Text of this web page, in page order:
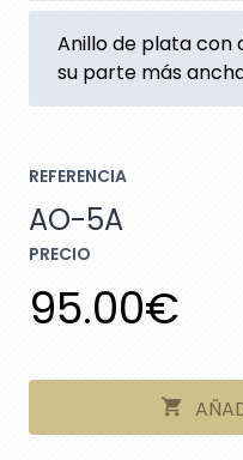
Anillo de plata con
su parte más
REFERENCIA
AO-5A
PRECIO
95.00€